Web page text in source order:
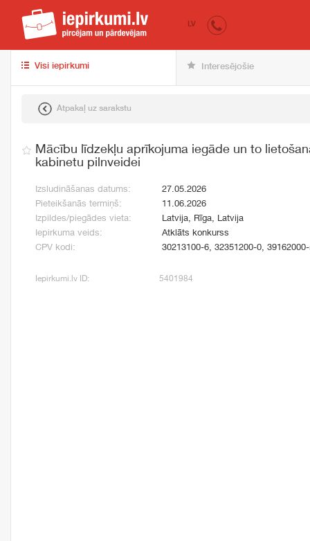
iepirkumi.lv
LV
Visi iepirkumi Interesējošie
Atpakaļ uz sarakstu
Mācību līdzekļu aprīkojuma iegāde un to
kabinetu pilnveidei
Izsludināšanas datums:
27.05.2026
Pieteikšanās termiņš:
11.06.2026
Izpildes/piegādes vieta:
Latvija, Rīga, Latvija
Iepirkuma veids:
Atklāts konkurss
CPV kodi:
30213100-6, 32351200-0,
Iepirkumi.lv ID: 5401984